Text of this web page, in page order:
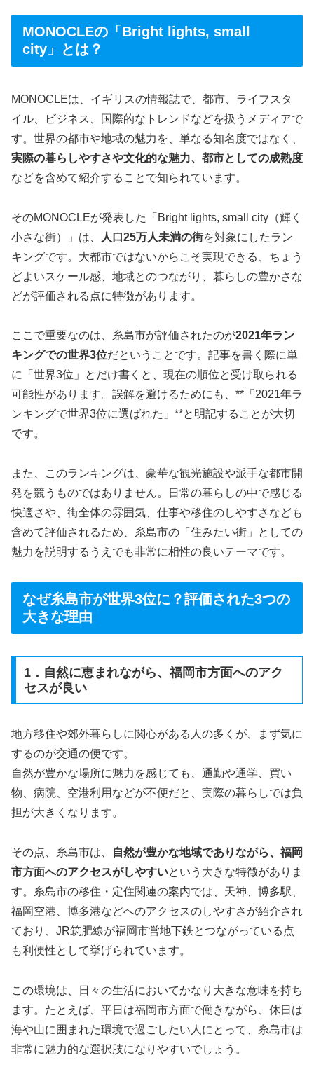
MONOCLEの「Bright lights, small
city」とは？
MONOCLEは、イギリスの情報誌で、都市、ライフスタ
イル、ビジネス、国際的なトレンドなどを扱うメディアで
す。世界の都市や地域の魅力を、単なる知名度ではなく、
実際の暮らしやすさや文化的な魅力、都市としての成熟度
などを含めて紹介することで知られています。
そのMONOCLEが発表した「Bright lights, small city（輝く
小さな街）」は、
人口25万人未満の街を対象にしたラン
キングです。大都市ではないからこそ実現できる、ちょう
どよいスケール感、地域とのつながり、暮らしの豊かさな
どが評価される点に特徴があります。
ここで重要なのは、糸島市が評価されたのが2021年ラン
キングでの世界3位だということです。記事を書く際に単
に「世界3位」とだけ書くと、現在の順位と受け取られる
可能性があります。誤解を避けるためにも、**「2021年ラ
ンキングで世界3位に選ばれた」**と明記することが大切
です。
また、このランキングは、豪華な観光施設や派手な都市開
発を競うものではありません。日常の暮らしの中で感じる
快適さや、街全体の雰囲気、仕事や移住のしやすさなども
含めて評価されるため、糸島市の「住みたい街」としての
魅力を説明するうえでも非常に相性の良いテーマです。
なぜ糸島市が世界3位に？評価された3つの
大きな理由
1．自然に恵まれながら、福岡市方面へのアク
セスが良い
地方移住や郊外暮らしに関心がある人の多くが、まず気に
するのが交通の便です。
自然が豊かな場所に魅力を感じても、通勤や通学、買い
物、病院、空港利用などが不便だと、実際の暮らしでは負
担が大きくなります。
その点、糸島市は、
自然が豊かな地域でありながら、福岡
市方面へのアクセスがしやすいという大きな特徴がありま
す。糸島市の移住・定住関連の案内では、天神、博多駅、
福岡空港、博多港などへのアクセスのしやすさが紹介され
ており、JR筑肥線が福岡市営地下鉄とつながっている点
も利便性として挙げられています。
この環境は、日々の生活においてかなり大きな意味を持ち
ます。たとえば、平日は福岡市方面で働きながら、休日は
海や山に囲まれた環境で過ごしたい人にとって、糸島市は
非常に魅力的な選択肢になりやすいでしょう。